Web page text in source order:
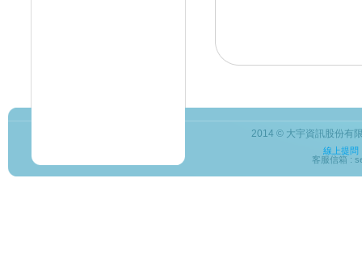
2014 © 大宇資訊股份有
線上提問
客服信箱 :